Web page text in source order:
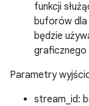
funkcji
buforów
będzie
graficznego
Parametry
stream_id: